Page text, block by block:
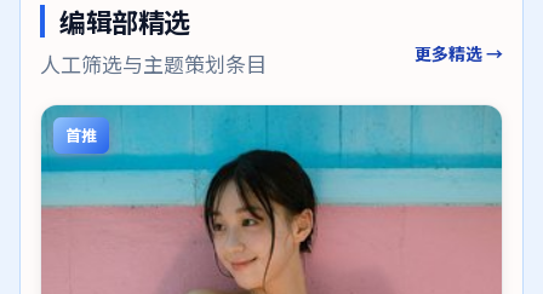
编辑部精选
人工筛选与主题策划条目 更多精选 →
首推